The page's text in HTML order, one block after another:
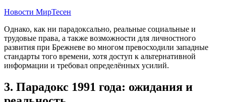
Новости МирТесен
Однако, как ни парадоксально, реальные социальные и
трудовые права, а также возможности для личностного
развития при Брежневе во многом превосходили западные
стандарты того времени, хотя доступ к альтернативной
информации и требовал определённых усилий.
3. Парадокс 1991 года: ожидания и